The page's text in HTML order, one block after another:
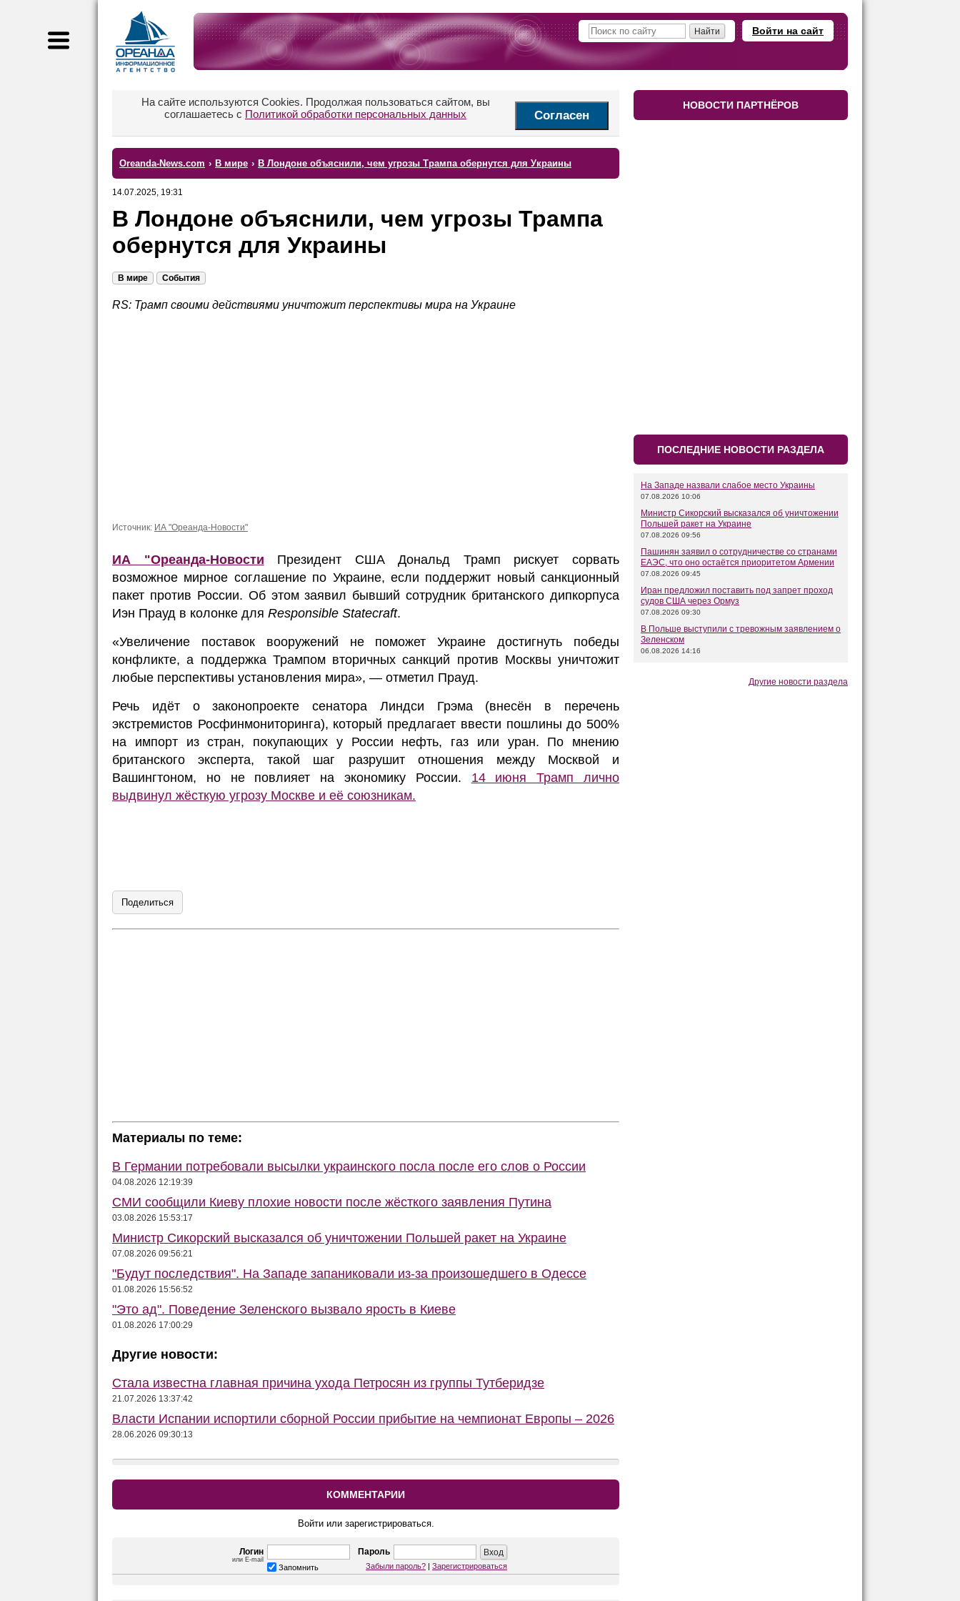
Войти на сайт
На сайте используются Cookies. Продолжая пользоваться сайтом, вы
соглашаетесь с Политикой обработки персональных данных Согласен
Oreanda-News.com › В мире › В Лондоне объяснили, чем угрозы Трампа обернутся для Украины
14.07.2025, 19:31
В Лондоне объяснили, чем угрозы Трампа
обернутся для Украины
В мире События
RS: Трамп своими действиями уничтожит перспективы мира на Украине
Источник: ИА "Ореанда-Новости"
ИА "Ореанда-Новости
Президент США Дональд Трамп рискует сорвать
возможное мирное соглашение по Украине, если поддержит новый санкционный
пакет против России. Об этом заявил бывший сотрудник британского дипкорпуса
Иэн Прауд в колонке для Responsible Statecraft.
«Увеличение поставок вооружений не поможет Украине достигнуть победы
конфликте, а поддержка Трампом вторичных санкций против Москвы уничтожит
любые перспективы установления мира», — отметил Прауд.
Речь идёт о законопроекте сенатора Линдси Грэма (внесён в перечень
экстремистов Росфинмониторинга), который предлагает ввести пошлины до 500%
на импорт из стран, покупающих у России нефть, газ или уран. По мнению
британского эксперта, такой шаг разрушит отношения между Москвой и
Вашингтоном, но не повлияет на экономику России. 14 июня Трамп лично
выдвинул жёсткую угрозу Москве и её союзникам.
Поделиться
Материалы по теме:
В Германии потребовали высылки украинского посла после его слов о России
04.08.2026 12:19:39
СМИ сообщили Киеву плохие новости после жёсткого заявления Путина
03.08.2026 15:53:17
Министр Сикорский высказался об уничтожении Польшей ракет на Украине
07.08.2026 09:56:21
"Будут последствия". На Западе запаниковали из-за произошедшего в Одессе
01.08.2026 15:56:52
"Это ад". Поведение Зеленского вызвало ярость в Киеве
01.08.2026 17:00:29
Другие новости:
Стала известна главная причина ухода Петросян из группы Тутберидзе
21.07.2026 13:37:42
Власти Испании испортили сборной России прибытие на чемпионат Европы – 2026
28.06.2026 09:30:13
КОММЕНТАРИИ
Войти или зарегистрироваться.
Логин
или E-mail
Пароль
Запомнить Забыли пароль? | Зарегистрироваться
НОВОСТИ ПАРТНЁРОВ
ПОСЛЕДНИЕ НОВОСТИ РАЗДЕЛА
На Западе назвали слабое место Украины
07.08.2026 10:06
Министр Сикорский высказался об уничтожении
Польшей ракет на Украине
07.08.2026 09:56
Пашинян заявил о сотрудничестве со странами
ЕАЭС, что оно остаётся приоритетом Армении
07.08.2026 09:45
Иран предложил поставить под запрет проход
судов США через Ормуз
07.08.2026 09:30
В Польше выступили с тревожным заявлением о
Зеленском
06.08.2026 14:16
Другие новости раздела